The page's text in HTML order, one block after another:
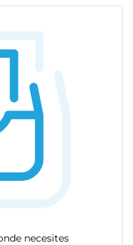
necesites